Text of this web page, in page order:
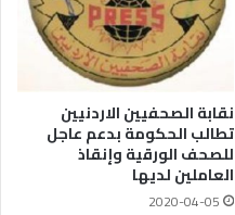
نقابة الصحفيين الاردنيين
تطالب الحكومة بدعم عاجل
للصحف الورقية وإنقاذ
العاملين لديها
2020-04-05